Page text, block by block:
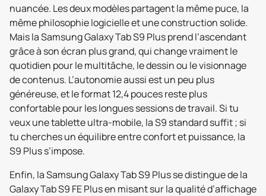
nuancée. Les deux modèles partagent la même puce, la
même philosophie logicielle et une construction solide.
Mais la Samsung Galaxy Tab S9 Plus prend l’ascendant
grâce à son écran plus grand, qui change vraiment le
quotidien pour le multitâche, le dessin ou le visionnage
de contenus. L’autonomie aussi est un peu plus
généreuse, et le format 12,4 pouces reste plus
confortable pour les longues sessions de travail. Si tu
veux une tablette ultra-mobile, la S9 standard suffit ; si
tu cherches un équilibre entre confort et puissance, la
S9 Plus s’impose.
Enfin, la Samsung Galaxy Tab S9 Plus se distingue de la
Galaxy Tab S9 FE Plus en misant sur la qualité d’affichage